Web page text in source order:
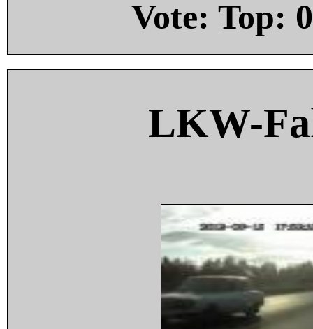
Vote: Top: 0
LKW-